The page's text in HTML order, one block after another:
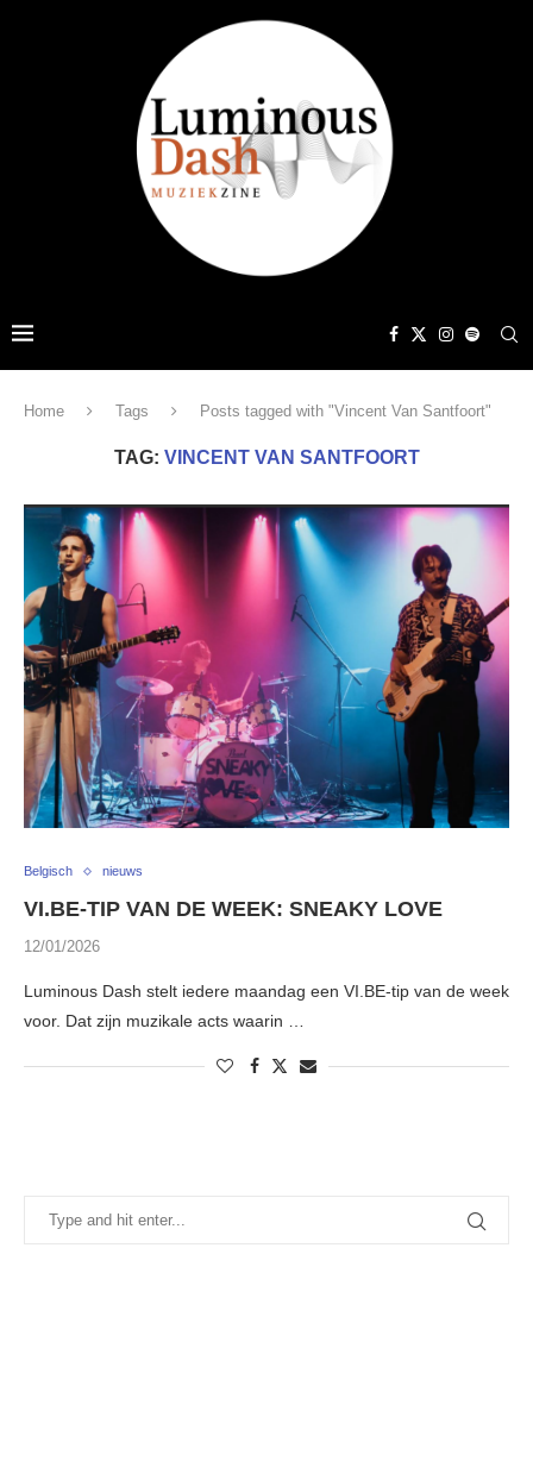
Home Tags Posts tagged with "Vincent Van Santfoort"
TAG: VINCENT VAN SANTFOORT
Belgisch nieuws
VI.BE-TIP VAN DE WEEK: SNEAKY LOVE
12/01/2026
Luminous Dash stelt iedere maandag een VI.BE-tip van de week
voor. Dat zijn muzikale acts waarin …